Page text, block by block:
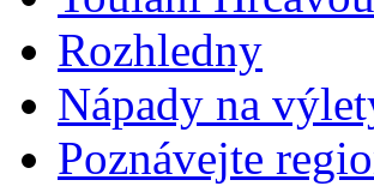
Rozhledny
Nápady na
Poznávejte